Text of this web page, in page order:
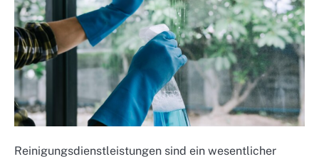
Reinigungsdienstleistungen sind ein wesentlicher